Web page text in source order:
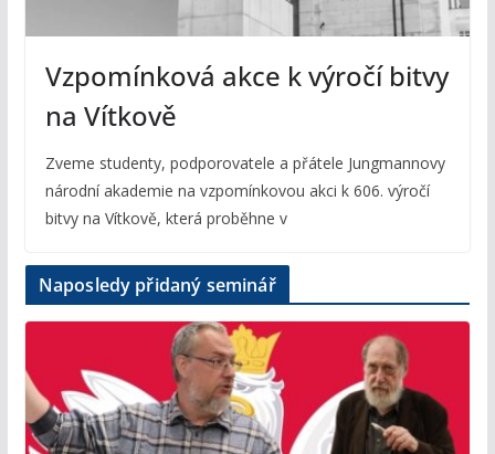
Vzpomínková akce k výročí bitvy
na Vítkově
Zveme studenty, podporovatele a přátele Jungmannovy
národní akademie na vzpomínkovou akci k 606. výročí
bitvy na Vítkově, která proběhne v
Naposledy přidaný seminář